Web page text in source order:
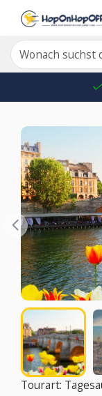
Tourart: